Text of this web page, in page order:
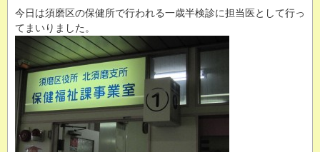
今日は須磨区の保健所で行われる一歳半検診に担当医として行っ
てまいりました。